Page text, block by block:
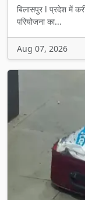
बिलासपुर l प्रदेश में
परियोजना का...
Aug 07, 2026